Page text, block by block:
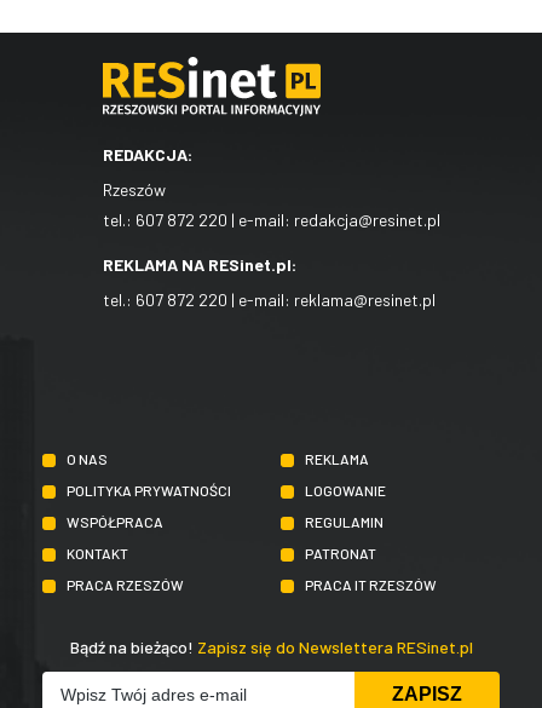
REDAKCJA:
Rzeszów
tel.: 607 872 220 | e-mail: redakcja@resinet.pl
REKLAMA NA RESinet.pl:
tel.: 607 872 220 | e-mail: reklama@resinet.pl
O NAS
REKLAMA
POLITYKA PRYWATNOŚCI
LOGOWANIE
WSPÓŁPRACA
REGULAMIN
KONTAKT
PATRONAT
PRACA RZESZÓW
PRACA IT RZESZÓW
Bądź na bieżąco! Zapisz się do Newslettera RESinet.pl